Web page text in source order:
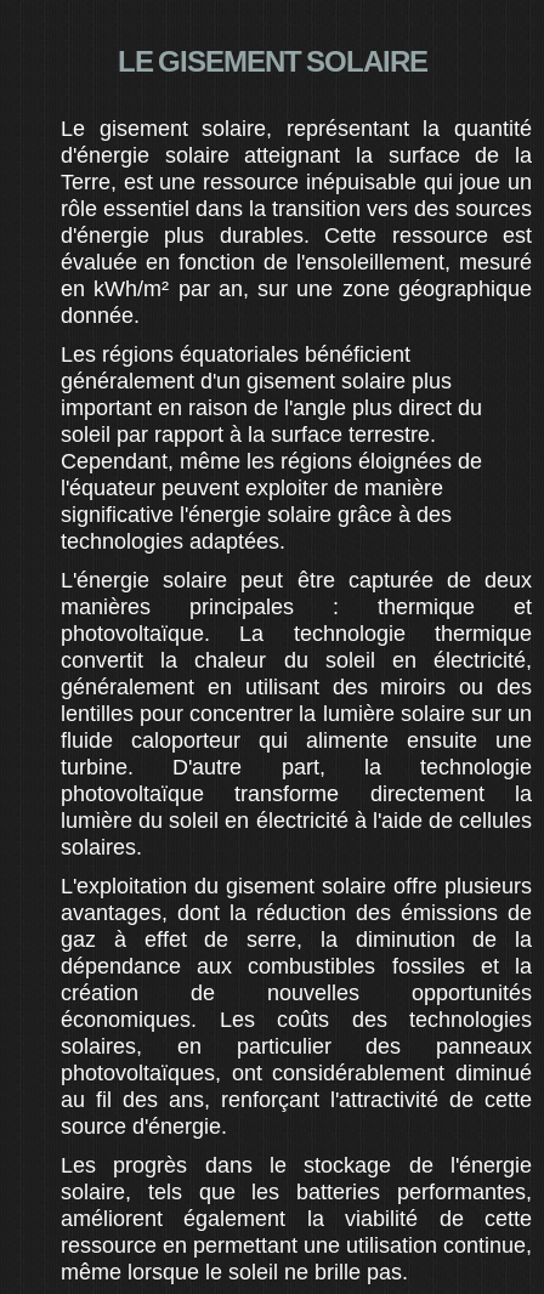
LE GISEMENT SOLAIRE
Le gisement solaire, représentant la quantité
d'énergie solaire atteignant la surface de la
Terre, est une ressource inépuisable qui joue un
rôle essentiel dans la transition vers des sources
d'énergie plus durables. Cette ressource est
évaluée en fonction de l'ensoleillement, mesuré
en kWh/m² par an, sur une zone géographique
donnée.
Les régions équatoriales bénéficient
généralement d'un gisement solaire plus
important en raison de l'angle plus direct du
soleil par rapport à la surface terrestre.
Cependant, même les régions éloignées de
l'équateur peuvent exploiter de manière
significative l'énergie solaire grâce à des
technologies adaptées.
L'énergie solaire peut être capturée de deux
manières principales : thermique et
photovoltaïque. La technologie thermique
convertit la chaleur du soleil en électricité,
généralement en utilisant des miroirs ou des
lentilles pour concentrer la lumière solaire sur un
fluide caloporteur qui alimente ensuite une
turbine. D'autre part, la technologie
photovoltaïque transforme directement la
lumière du soleil en électricité à l'aide de cellules
solaires.
L'exploitation du gisement solaire offre plusieurs
avantages, dont la réduction des émissions de
gaz à effet de serre, la diminution de la
dépendance aux combustibles fossiles et la
création de nouvelles opportunités
économiques. Les coûts des technologies
solaires, en particulier des panneaux
photovoltaïques, ont considérablement diminué
au fil des ans, renforçant l'attractivité de cette
source d'énergie.
Les progrès dans le stockage de l'énergie
solaire, tels que les batteries performantes,
améliorent également la viabilité de cette
ressource en permettant une utilisation continue,
même lorsque le soleil ne brille pas.